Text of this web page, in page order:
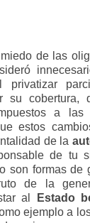
de las
privatizar
su cobertura,
a
estos
de la
de tu
son formas de
de la
al
Estado
ejemplo a